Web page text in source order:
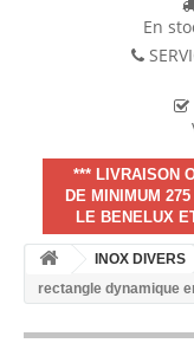
En
*** LIVRAISON
DE MINIMUM
LE BENELUX
INOX DIVERS
rectangle dynamique